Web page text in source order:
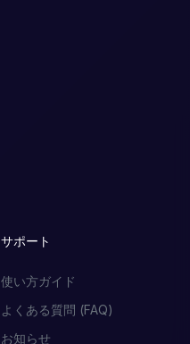
サポート
使い方ガイド
よくある質問 (FAQ)
お知らせ